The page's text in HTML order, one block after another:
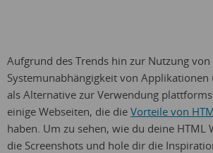
Aufgrund des Trends hin zur Nutzung
Systemunabhängigkeit von
als Alternative zur Verwendung
einige Webseiten, die die Vorteile von
haben. Um zu sehen, wie du deine
die Screenshots und hole dir die